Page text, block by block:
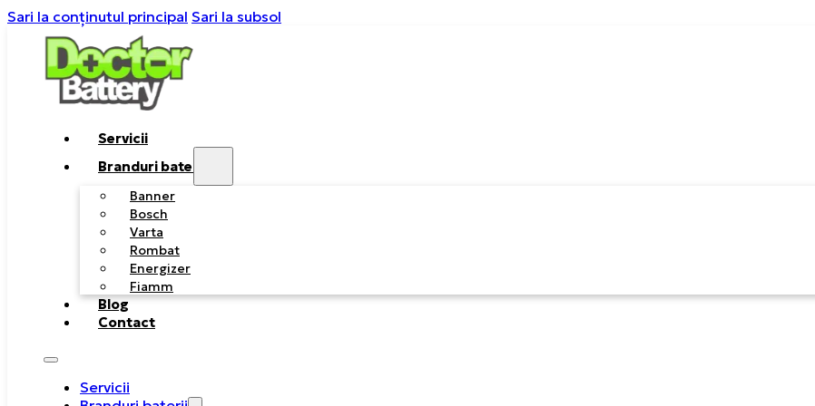
Sari la conținutul principal Sari la subsol
Servicii
Branduri baterii
Banner
Bosch
Varta
Rombat
Energizer
Fiamm
Blog
Contact
Servicii